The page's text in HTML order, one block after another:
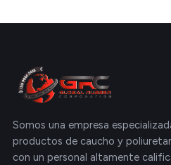
Somos una empresa
productos de caucho y
con un personal altamente